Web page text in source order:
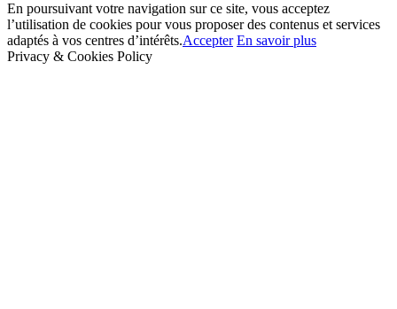
En poursuivant votre navigation sur ce site, vous acceptez
l’utilisation de cookies pour vous proposer des contenus et services
adaptés à vos centres d’intérêts.Accepter En savoir plus
Privacy & Cookies Policy